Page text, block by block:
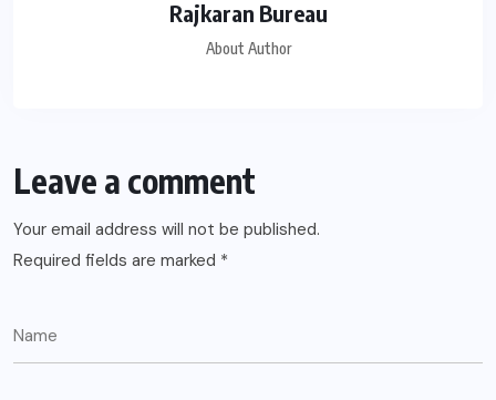
Rajkaran Bureau
About Author
Leave a comment
Your email address will not be published.
Required fields are marked *